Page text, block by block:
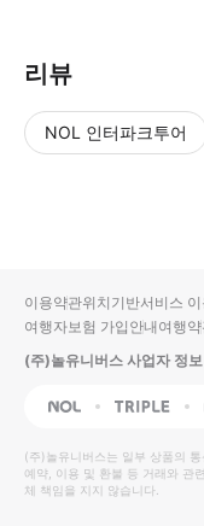
리뷰
NOL 인터파크투어
입니
다.
높
은
순
사
동
영
상
순
상
이용약관위치기반서비스
여행자보험 가입안내여행
(주)놀유니버스 사업자 정보
NOL Triple
(주)놀유니버스는 일부 상품의
예약, 이용 및 환불 등 거래와 관
체 책임을 지지 않습니다.